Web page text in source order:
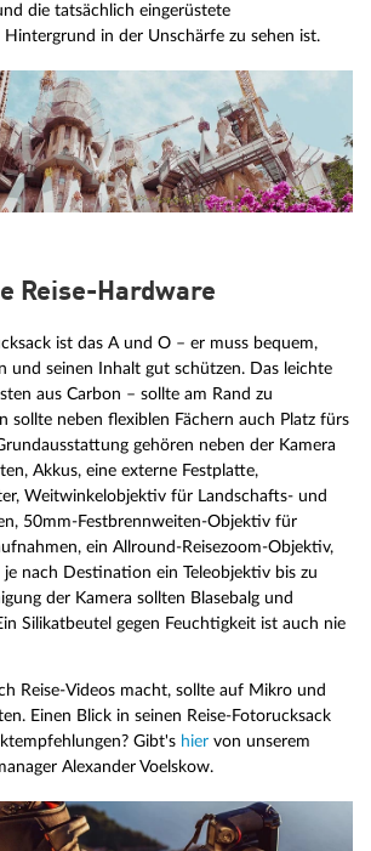
die tatsächlich eingerüstete
in der Unschärfe zu sehen ist.
Reise-Hardware
ist das A und O – er muss bequem,
und seinen Inhalt gut schützen. Das leichte
aus Carbon – sollte am Rand zu
sollte neben flexiblen Fächern auch Platz fürs
gehören neben der Kamera
Akkus, eine externe Festplatte,
Weitwinkelobjektiv für Landschafts- und
50mm-Festbrennweiten-Objektiv für
ein Allround-Reisezoom-Objektiv,
nach Destination ein Teleobjektiv bis zu
der Kamera sollten Blasebalg und
Silikatbeutel gegen Feuchtigkeit ist auch nie
Reise-Videos macht, sollte auf Mikro und
Einen Blick in seinen Reise-Fotorucksack
Gibt's hier von unserem
Alexander Voelskow.